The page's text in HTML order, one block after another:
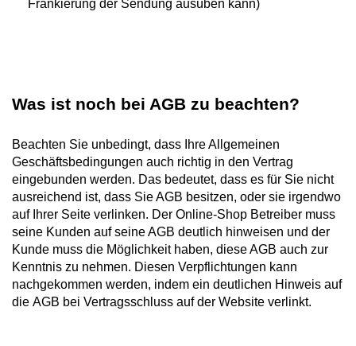
Frankierung der Sendung ausüben kann)
Was ist noch bei AGB zu beachten?
Beachten Sie unbedingt, dass Ihre Allgemeinen
Geschäftsbedingungen auch richtig in den Vertrag
eingebunden werden. Das bedeutet, dass es für Sie nicht
ausreichend ist, dass Sie AGB besitzen, oder sie irgendwo
auf Ihrer Seite verlinken. Der Online-Shop Betreiber muss
seine Kunden auf seine AGB deutlich hinweisen und der
Kunde muss die Möglichkeit haben, diese AGB auch zur
Kenntnis zu nehmen. Diesen Verpflichtungen kann
nachgekommen werden, indem ein deutlichen Hinweis auf
die AGB bei Vertragsschluss auf der Website verlinkt.